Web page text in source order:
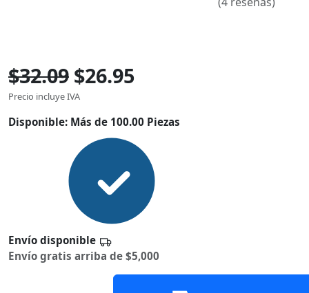
$32.09 $26.95
Precio incluye IVA
Disponible: Más de 100.00 Piezas
Envío disponible
Envío gratis arriba de $5,000